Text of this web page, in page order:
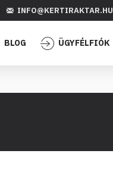
INFO@KERTIRAKTAR.HU
BLOG ÜGYFÉLFIÓK